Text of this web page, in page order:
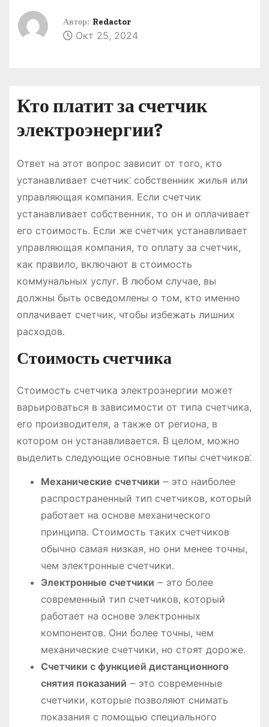
Автор: Redactor
Окт 25, 2024
Кто платит за счетчик
электроэнергии?
Ответ на этот вопрос зависит от того, кто
устанавливает счетчик⁚ собственник жилья или
управляющая компания․ Если счетчик
устанавливает собственник, то он и оплачивает
его стоимость․ Если же счетчик устанавливает
управляющая компания, то оплату за счетчик,
как правило, включают в стоимость
коммунальных услуг․ В любом случае, вы
должны быть осведомлены о том, кто именно
оплачивает счетчик, чтобы избежать лишних
расходов․
Стоимость счетчика
Стоимость счетчика электроэнергии может
варьироваться в зависимости от типа счетчика,
его производителя, а также от региона, в
котором он устанавливается․ В целом, можно
выделить следующие основные типы счетчиков⁚
Механические счетчики ౼ это наиболее
распространенный тип счетчиков, который
работает на основе механического
принципа․ Стоимость таких счетчиков
обычно самая низкая, но они менее точны,
чем электронные счетчики․
Электронные счетчики ౼ это более
современный тип счетчиков, который
работает на основе электронных
компонентов․ Они более точны, чем
механические счетчики, но стоят дороже․
Счетчики с функцией дистанционного
снятия показаний ౼ это современные
счетчики, которые позволяют снимать
показания с помощью специального